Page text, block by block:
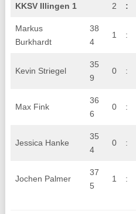
KKSV Illingen 1 2 :
Markus
Burkhardt
38
4
1 :
Kevin Striegel
35
9
0 :
Max Fink
36
6
0 :
Jessica Hanke
35
4
0 :
Jochen Palmer
37
5
1 :